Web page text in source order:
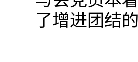
了增进团结的